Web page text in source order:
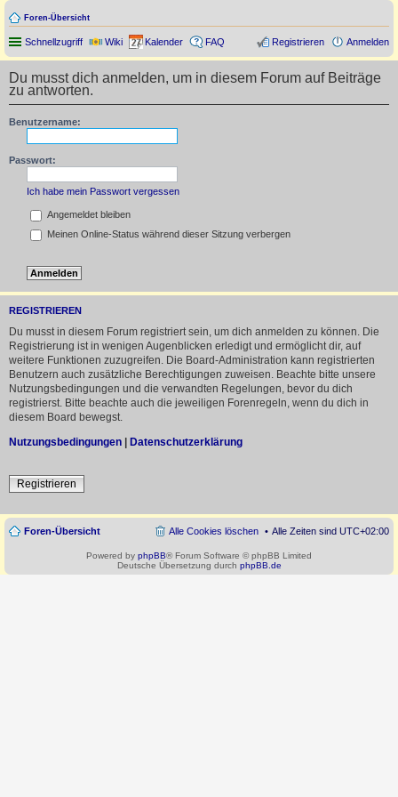
Foren-Übersicht
Schnellzugriff Wiki Kalender FAQ Anmelden
Registrieren
Du musst dich anmelden, um in diesem Forum auf Beiträge
zu antworten.
Benutzername:
Passwort:
Ich habe mein Passwort vergessen
Angemeldet bleiben
Meinen Online-Status während dieser Sitzung verbergen
REGISTRIEREN
Du musst in diesem Forum registriert sein, um dich anmelden zu können. Die
Registrierung ist in wenigen Augenblicken erledigt und ermöglicht dir, auf
weitere Funktionen zuzugreifen. Die Board-Administration kann registrierten
Benutzern auch zusätzliche Berechtigungen zuweisen. Beachte bitte unsere
Nutzungsbedingungen und die verwandten Regelungen, bevor du dich
registrierst. Bitte beachte auch die jeweiligen Forenregeln, wenn du dich in
diesem Board bewegst.
Nutzungsbedingungen | Datenschutzerklärung
Registrieren
Foren-Übersicht Alle Zeiten sind UTC+02:00
Alle Cookies löschen
Powered by phpBB® Forum Software © phpBB Limited
Deutsche Übersetzung durch phpBB.de